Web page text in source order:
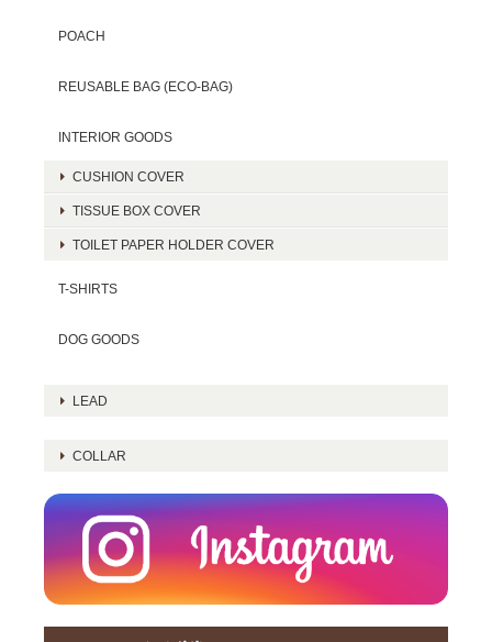
POACH
REUSABLE BAG (ECO-BAG)
INTERIOR GOODS
CUSHION COVER
TISSUE BOX COVER
TOILET PAPER HOLDER COVER
T-SHIRTS
DOG GOODS
LEAD
COLLAR